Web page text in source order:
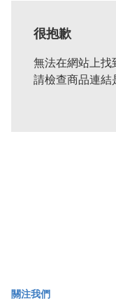
很抱歉
無法在網站上找
請檢查商品連結
關注我們